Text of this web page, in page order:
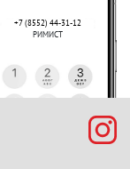
+7 (8552) 44-31-12
РИМИСТ